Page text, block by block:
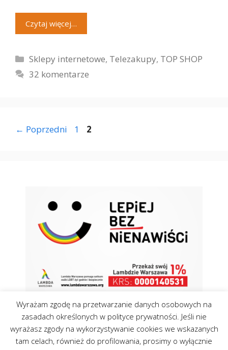
Czytaj więcej…
Kategorie
Sklepy internetowe, Telezakupy, TOP SHOP
32 komentarze
← Poprzedni Strona
1 Strona
2
Wyrażam zgodę na przetwarzanie danych osobowych na
zasadach określonych w polityce prywatności. Jeśli nie
wyrażasz zgody na wykorzystywanie cookies we wskazanych
tam celach, również do profilowania, prosimy o wyłącznie